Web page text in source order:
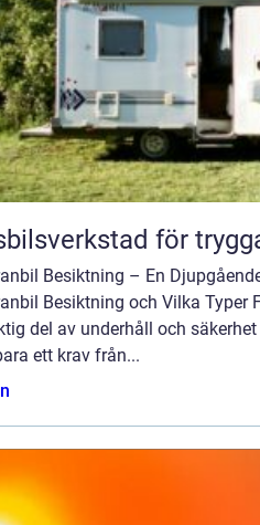
för
Besiktning – En
Besiktning och Vilka Typer
del av underhåll och
ett krav från...